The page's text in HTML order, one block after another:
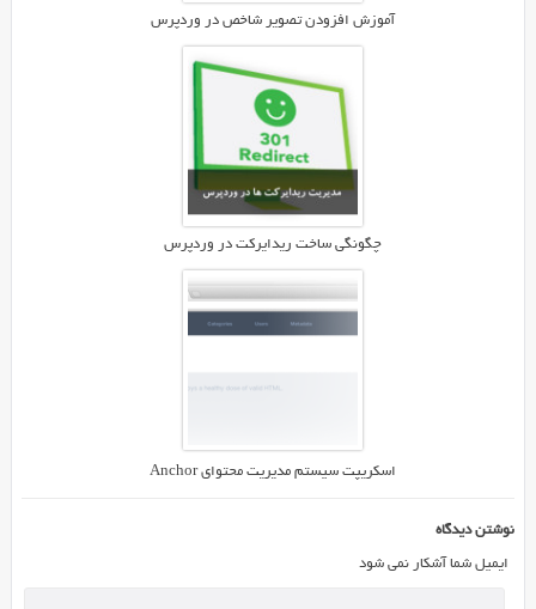
آموزش افزودن تصویر شاخص در وردپرس
چگونگی ساخت ریدایرکت در وردپرس
اسکریپت سیستم مدیریت محتوای Anchor
نوشتن دیدگاه
ایمیل شما آشکار نمی شود